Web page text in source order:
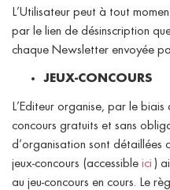
L’Utilisateur peut à tout
par le lien de désinscription
chaque Newsletter envoyée
JEUX-CONCOURS
L’Editeur organise, par le
concours gratuits et sans
d’organisation sont détaillées
jeux-concours (accessible ici )
au jeu-concours en cours. Le